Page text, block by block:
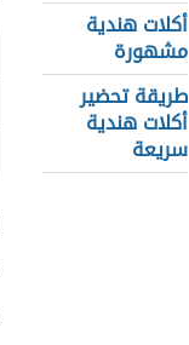
أكلات هندية
مشهورة
طريقة تحضير
أكلات هندية
سريعة